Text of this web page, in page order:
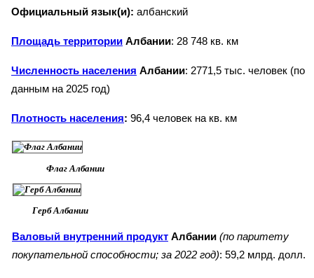
Официальный язык(и): албанский
Площадь территории Албании: 28 748 кв. км
Численность населения Албании: 2771,5 тыс. человек (по
данным на 2025 год)
Плотность населения: 96,4 человек на кв. км
Флаг Албании
Герб Албании
Валовый внутренний продукт Албании (по паритету
покупательной способности; за 2022 год): 59,2 млрд. долл.